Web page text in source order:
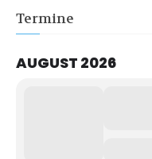
Termine
AUGUST 2026